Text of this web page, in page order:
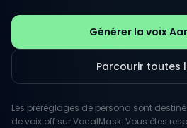
distinctif, permettant aux
d'engager efficacement leurs
puissance du style vocal
prochain projet et élevez votre
touche de flair
Générer la voix
Parcourir toutes
Les préréglages de persona sont
de voix off sur VocalMask. Vous êtes